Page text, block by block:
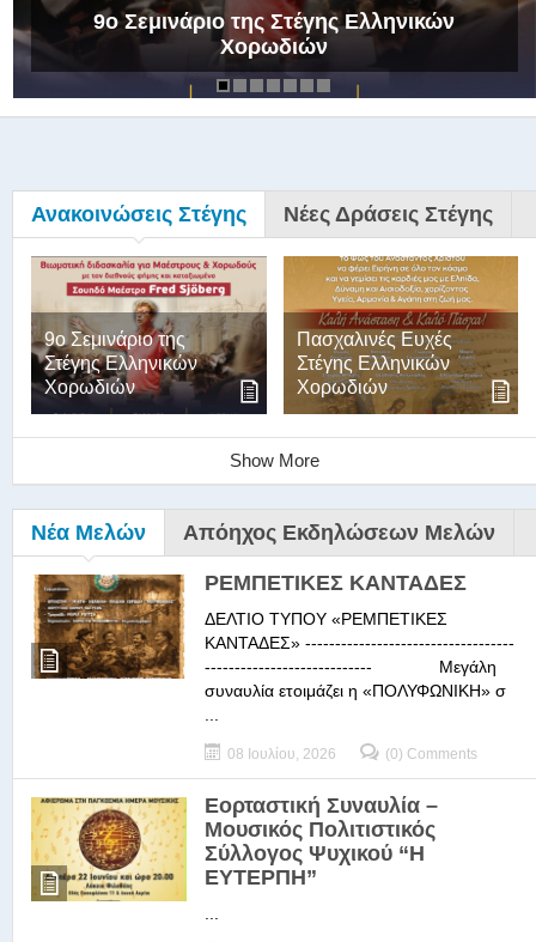
9ο Σεμινάριο της Στέγης Ελληνικών
Χορωδιών
Ανακοινώσεις Στέγης Νέες Δράσεις Στέγης
9ο Σεμινάριο της
Στέγης Ελληνικών
Χορωδιών
Πασχαλινές Ευχές
Στέγης Ελληνικών
Χορωδιών
Show More
Νέα Μελών Απόηχος Εκδηλώσεων Μελών
ΡΕΜΠΕΤΙΚΕΣ ΚΑΝΤΑΔΕΣ
ΔΕΛΤΙΟ ΤΥΠΟΥ «ΡΕΜΠΕΤΙΚΕΣ
ΚΑΝΤΑΔΕΣ» -----------------------------------
---------------------------- Μεγάλη
συναυλία ετοιμάζει η «ΠΟΛΥΦΩΝΙΚΗ» σ
08 Ιουλίου, 2026 (0) Comments
Εορταστική Συναυλία –
Μουσικός Πολιτιστικός
Σύλλογος Ψυχικού “Η
ΕΥΤΕΡΠΗ”